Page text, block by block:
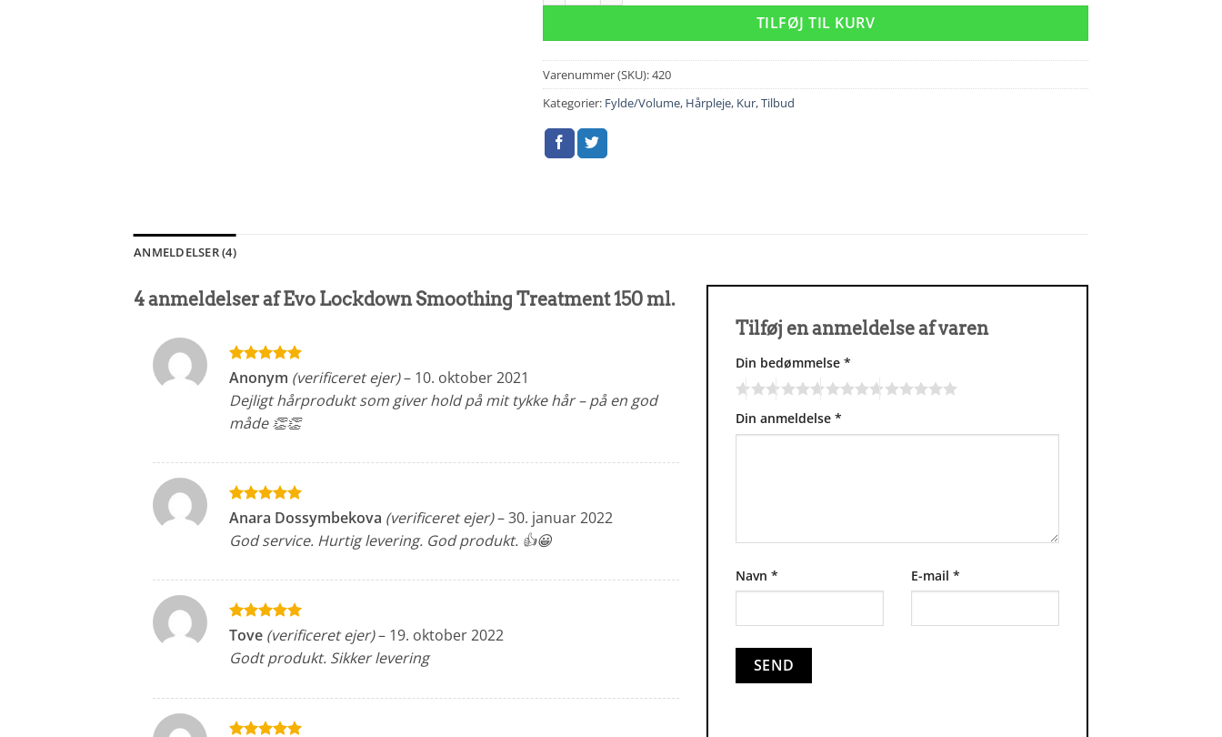
TILFØJ TIL KURV
Varenummer (SKU):420
Kategorier: Fylde/Volume, Hårpleje, Kur,Tilbud
ANMELDELSER (4)
4 anmeldelser afEvo Lockdown Smoothing Treatment 150 ml.
Vurderet5
ud af 5
Anonym (verificeret ejer)– 10. oktober 2021
Dejligt hårprodukt som giver hold på mit tykke hår – på en god
måde 👏👏
Vurderet5
Anara Dossymbekova (verificeret ejer)–30. januar 2022
God service. Hurtig levering. God produkt. 👍😀
Vurderet5
ud af 5
Tove (verificeret ejer)– 19. oktober 2022
Godt produkt. Sikker levering
Tilføj en anmeldelse af varen
Din bedømmelse *
Din anmeldelse *
Navn * E-mail *